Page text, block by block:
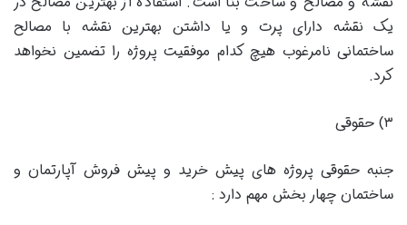
یک نقشه دارای پرت و یا داشتن بهترین نقشه با مصالح
ساختمانی نامرغوب هیچ کدام موفقیت پروژه را تضمین نخواهد
کرد.
۳) حقوقی
جنبه حقوقی پروژه های پیش خرید و پیش فروش آپارتمان و
ساختمان چهار بخش مهم دارد :